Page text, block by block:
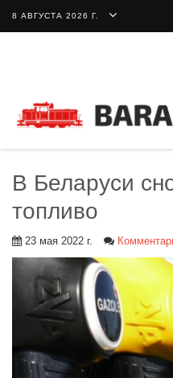
8 АВГУСТА 2026 Г.
В Беларуси
топливо
23 мая 2022 г.